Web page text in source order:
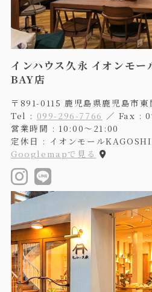
インハウス久永 イオンモ
BAY店
〒891-0115 鹿児島県鹿児島市東
Tel : 099-296-7766 ／ Fax :
営業時間 : 10:00〜21:00
定休日 : イオンモール
Googlemapで見る